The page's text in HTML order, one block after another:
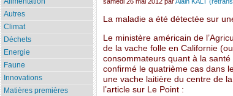
La maladie a été détectée sur
Le ministère américain de
de la vache folle en Californie
consommateurs quant à la
confirmé le quatrième cas dans
une vache laitière du centre de
l’article sur Le Point :
Autres
Climat
Déchets
Energie
Faune
Innovations
Matières premières